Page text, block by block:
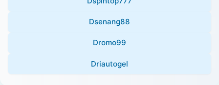
Dsenang88
Dromo99
Driautogel